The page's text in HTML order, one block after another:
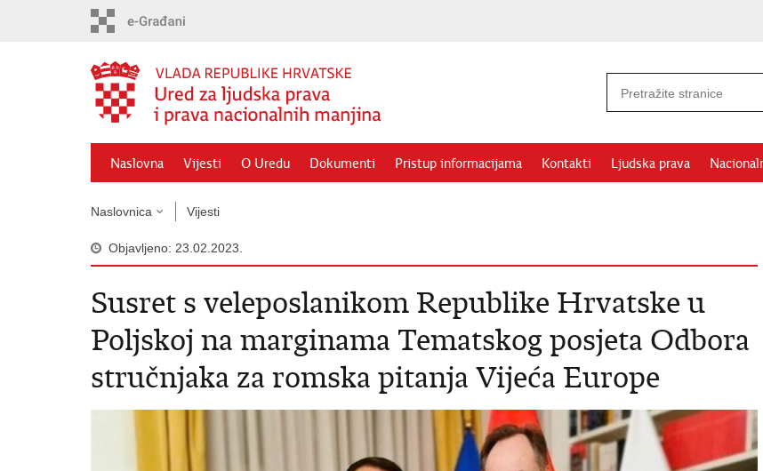
Naslovna Vijesti O Uredu Dokumenti Pristup informacijama Kontakti Ljudska prava
Naslovnica Vijesti
Objavljeno: 23.02.2023.
Susret s veleposlanikom Republike Hrvatske u
Poljskoj na marginama Tematskog posjeta Odbora
stručnjaka za romska pitanja Vijeća Europe